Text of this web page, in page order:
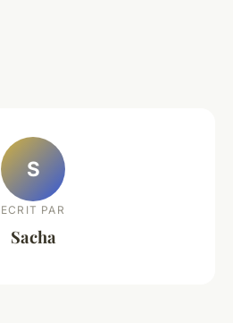
S
ECRIT PAR
Sacha